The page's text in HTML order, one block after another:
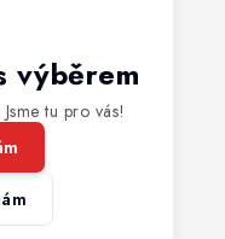
výběrem
tu pro vás!